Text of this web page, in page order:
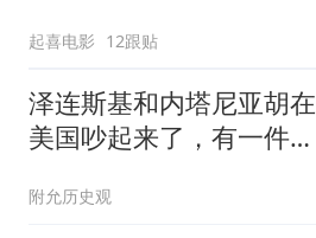
起喜电影 12跟贴
泽连斯基和内塔尼亚胡在
美国吵起来了，有一件事
附允历史观